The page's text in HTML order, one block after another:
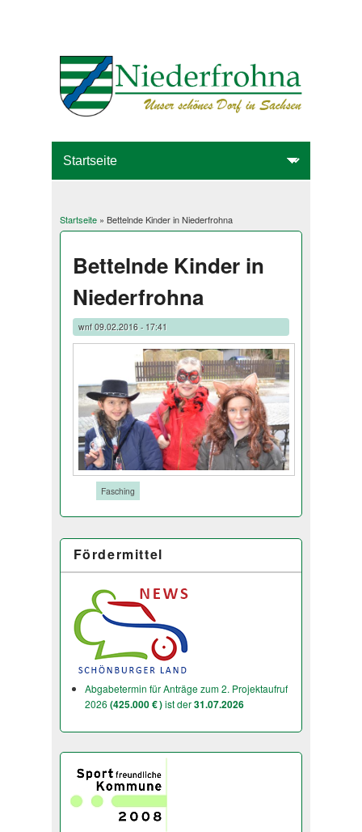
Sie sind hier
Startseite» Bettelnde Kinder in Niederfrohna
Bettelnde Kinder in
Niederfrohna
wnf09.02.2016 - 17:41
Fasching
Fördermittel
Abgabetermin für Anträge zum 2. Projektaufruf
2026 (425.000 € )ist der31.07.2026